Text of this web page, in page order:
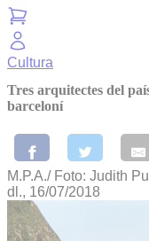
Cultura
Tres arquitectes del
barceloní
M.P.A./ Foto: Judith
dl., 16/07/2018